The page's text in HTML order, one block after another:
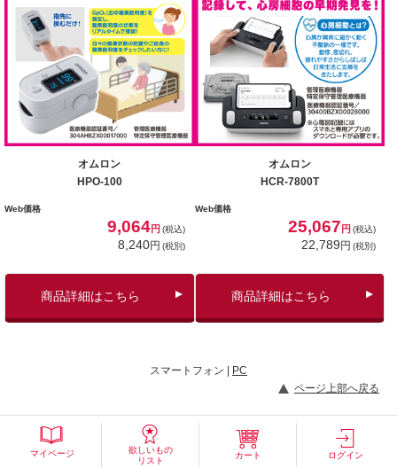
オムロン
HPO-100
Web価格
9,064円 (税込)
8,240円 (税別)
商品詳細はこちら
オムロン
HCR-7800T
Web価格
25,067 円 (税込)
22,789円 (税別)
商品詳細はこちら
スマートフォン | PC
ページ上部へ戻る
マイページ
欲しいもの
リスト
カート ログイン